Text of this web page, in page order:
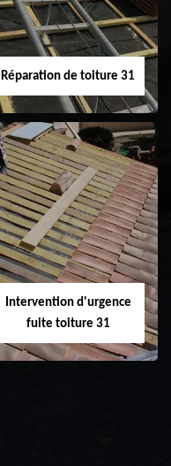
toiture 31
Réparation de toiture 31
Réparation de
toiture 31
Intervention d'urgence
fuite toiture 31